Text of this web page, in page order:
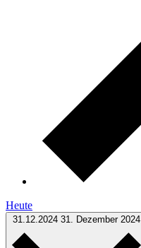
Heute
31.12.2024 31. Dezember 2024